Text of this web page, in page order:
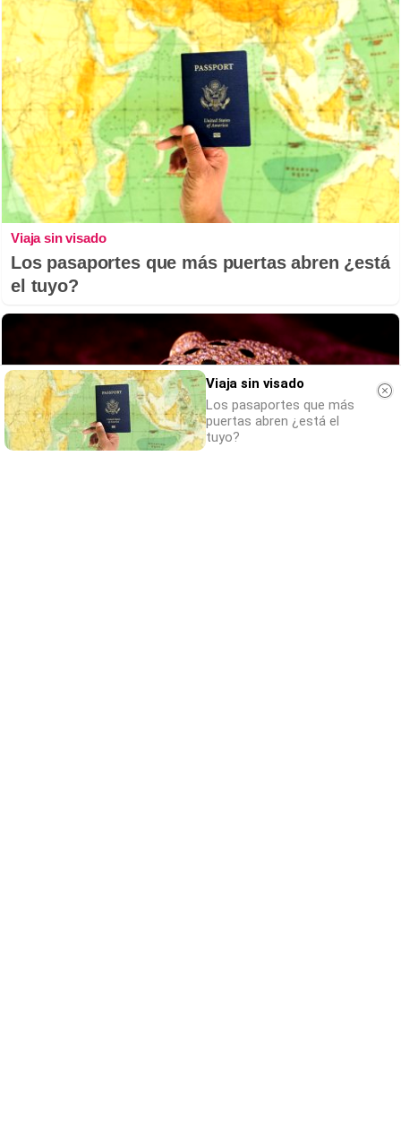
Viaja sin visado
Los pasaportes que más puertas abren ¿está
el tuyo?
Viaja sin visado
Los pasaportes que más
puertas abren ¿está el
tuyo?